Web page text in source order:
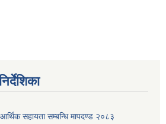
आर्थिक सहायता सम्बन्धि मापदण्ड २०८३